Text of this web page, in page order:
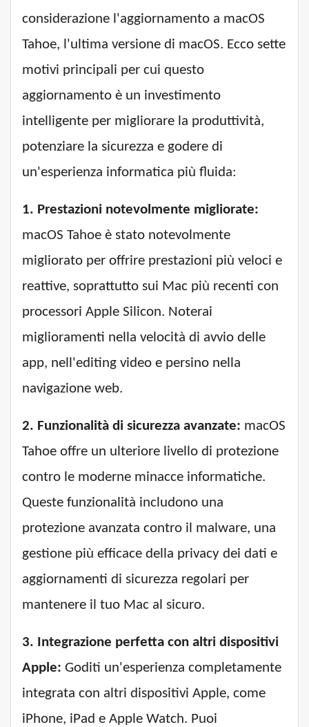
considerazione l'aggiornamento a macOS
Tahoe, l'ultima versione di macOS. Ecco sette
motivi principali per cui questo
aggiornamento è un investimento
intelligente per migliorare la produttività,
potenziare la sicurezza e godere di
un'esperienza informatica più fluida:
1. Prestazioni notevolmente migliorate:
macOS Tahoe è stato notevolmente
migliorato per offrire prestazioni più veloci e
reattive, soprattutto sui Mac più recenti con
processori Apple Silicon. Noterai
miglioramenti nella velocità di avvio delle
app, nell'editing video e persino nella
navigazione web.
2. Funzionalità di sicurezza avanzate: macOS
Tahoe offre un ulteriore livello di protezione
contro le moderne minacce informatiche.
Queste funzionalità includono una
protezione avanzata contro il malware, una
gestione più efficace della privacy dei dati e
aggiornamenti di sicurezza regolari per
mantenere il tuo Mac al sicuro.
3. Integrazione perfetta con altri dispositivi
Apple: Goditi un'esperienza completamente
integrata con altri dispositivi Apple, come
iPhone, iPad e Apple Watch. Puoi